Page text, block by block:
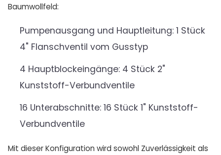
Baumwollfeld:
Pumpenausgang und Hauptleitung: 1 Stück
4" Flanschventil vom Gusstyp
4 Hauptblockeingänge: 4 Stück 2"
Kunststoff-Verbundventile
16 Unterabschnitte: 16 Stück 1" Kunststoff-
Verbundventile
Mit dieser Konfiguration wird sowohl Zuverlässigkeit als